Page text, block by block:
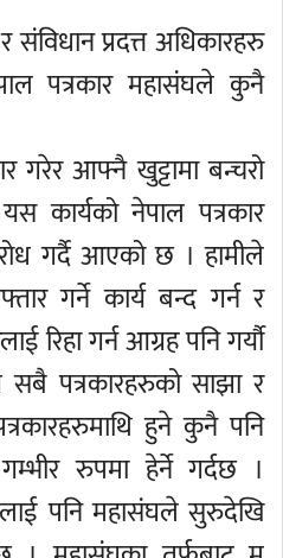
संविधान प्रदत्त अधिकारहरु
पत्रकार महासंघले कुनै
गरेर आफ्नै खुट्टामा बन्चरो
कार्यको नेपाल पत्रकार
गर्दै आएको छ । हामीले
गर्ने कार्य बन्द गर्न र
रिहा गर्न आग्रह पनि गर्यौ
सबै पत्रकारहरुको साझा र
हुने कुनै पनि
रुपमा हेर्ने गर्दछ ।
पनि महासंघले सुरुदेखि